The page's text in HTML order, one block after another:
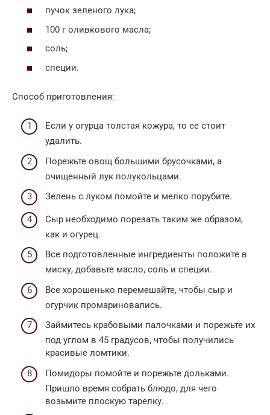
пучок зеленого лука;
100 г оливкового масла;
соль;
специи.
Способ приготовления:
Если у огурца толстая кожура, то ее стоит
удалить.
Порежьте овощ большими брусочками, а
очищенный лук полукольцами.
Зелень с луком помойте и мелко порубите.
Сыр необходимо порезать таким же образом,
как и огурец.
Все подготовленные ингредиенты положите в
миску, добавьте масло, соль и специи.
Все хорошенько перемешайте, чтобы сыр и
огурчик промариновались.
Займитесь крабовыми палочками и порежьте их
под углом в 45 градусов, чтобы получились
красивые ломтики.
Помидоры помойте и порежьте дольками.
Пришло время собрать блюдо, для чего
возьмите плоскую тарелку.